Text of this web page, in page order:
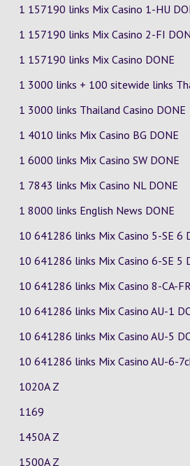
1 157190 links Mix Casino 1-HU
1 157190 links Mix Casino 2-FI
1 157190 links Mix Casino DONE
1 3000 links + 100 sitewide links
1 3000 links Thailand Casino DONE
1 4010 links Mix Casino BG DONE
1 6000 links Mix Casino SW DONE
1 7843 links Mix Casino NL DONE
1 8000 links English News DONE
10 641286 links Mix Casino 5-SE 6
10 641286 links Mix Casino 6-SE 5
10 641286 links Mix Casino 8-CA-FR
10 641286 links Mix Casino AU-1
10 641286 links Mix Casino AU-5
10 641286 links Mix Casino AU-6-
1020A Z
1169
1450A Z
1500A Z